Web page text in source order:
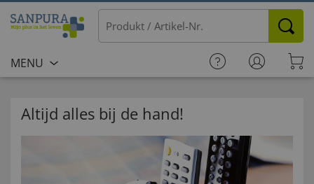
MENU
Altijd alles bij de hand!